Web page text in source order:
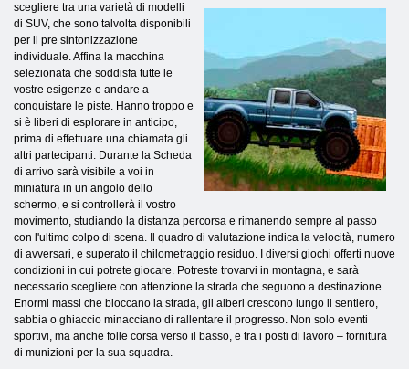
scegliere tra una varietà di modelli
di SUV, che sono talvolta disponibili
per il pre sintonizzazione
individuale. Affina la macchina
selezionata che soddisfa tutte le
vostre esigenze e andare a
conquistare le piste. Hanno troppo e
si è liberi di esplorare in anticipo,
prima di effettuare una chiamata gli
altri partecipanti. Durante la Scheda
di arrivo sarà visibile a voi in
miniatura in un angolo dello
schermo, e si controllerà il vostro
movimento, studiando la distanza percorsa e rimanendo sempre al passo
con l'ultimo colpo di scena. Il quadro di valutazione indica la velocità, numero
di avversari, e superato il chilometraggio residuo. I diversi giochi offerti nuove
condizioni in cui potrete giocare. Potreste trovarvi in ​​montagna, e sarà
necessario scegliere con attenzione la strada che seguono a destinazione.
Enormi massi che bloccano la strada, gli alberi crescono lungo il sentiero,
sabbia o ghiaccio minacciano di rallentare il progresso. Non solo eventi
sportivi, ma anche folle corsa verso il basso, e tra i posti di lavoro – fornitura
di munizioni per la sua squadra.